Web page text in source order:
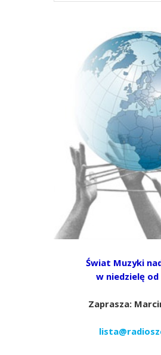
Świat Muzyki
w niedzielę od
Zaprasza: